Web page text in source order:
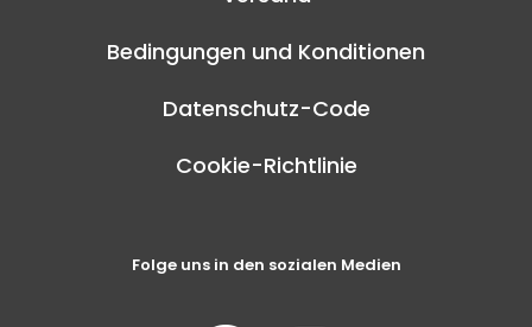
Bedingungen und Konditionen
Datenschutz-Code
Cookie-Richtlinie
Folge uns in den sozialen Medien